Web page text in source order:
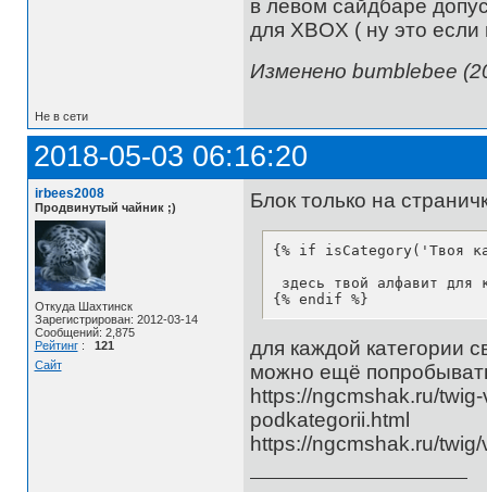
в левом сайдбаре
для XBOX ( ну это если
Изменено bumblebee
Не в сети
2018-05-03 06:16:20
irbees2008
Продвинутый чайник ;)
Откуда Шахтинск
Зарегистрирован: 2012-03-14
Сообщений: 2,875
Рейтинг: 121
Сайт
Блок только на
{% if isCategory('Твоя
здесь твой алфавит для
{% endif %}
для каждой категории
можно ещё
https://ngcmshak.ru/
podkategorii.html
https://ngcmshak.ru/